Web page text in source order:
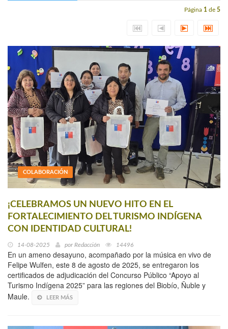
Página 1 de 5
COLABORACIÓN
¡CELEBRAMOS UN NUEVO HITO EN EL
FORTALECIMIENTO DEL TURISMO INDÍGENA
CON IDENTIDAD CULTURAL!
14-08-2025 por Redacción 14496
En un ameno desayuno, acompañado por la música en vivo de
Felipe Wulfen, este 8 de agosto de 2025, se entregaron los
certificados de adjudicación del Concurso Público “Apoyo al
Turismo Indígena 2025” para las regiones del Biobío, Ñuble y
Maule.
LEER MÁS